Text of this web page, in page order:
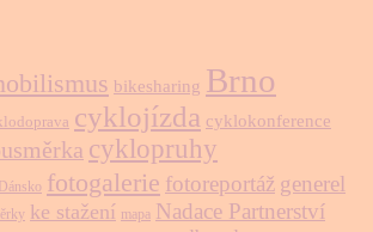
bikesharing Brno
cyklojízda cyklokonference
cyklopruhy
Dánsko fotogalerie fotoreportáž generel
ke stažení mapa Nadace Partnerství